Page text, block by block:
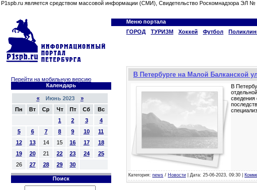
P1spb.ru является средством массовой информации (СМИ), Свидетельство Роскомнадзора ЭЛ
Меню портала
ГОРОД
ТУРИЗМ Хоккей Футбол
Перейти на мобильную версию
Календарь
«Июнь 2023 »
Пн
Вт Ср Чт Пт Сб
Вс
1
2 3
4
5
6 7 8 9 10
11
12
13 14 15 16 17
18
19
20 21 22 23 24
25
26
27 28 29 30
Поиск
В Петербурге на Малой Балканской
В
сведения
Категория: news / Новости | Дата: 25-06-2023, 09:30 |